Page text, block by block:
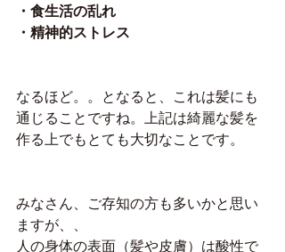
・食生活の乱れ
・精神的ストレス
なるほど。。となると、これは髪にも
通じることですね。上記は綺麗な髪を
作る上でもとても大切なことです。
みなさん、ご存知の方も多いかと思い
ますが、、
人の身体の表面（髪や皮膚）は酸性で